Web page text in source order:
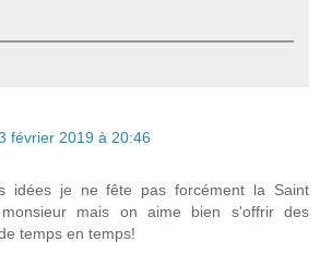
février 2019 à 20:46
idées je ne fête pas forcément la Saint
mais on aime bien s'offrir des
temps en temps!